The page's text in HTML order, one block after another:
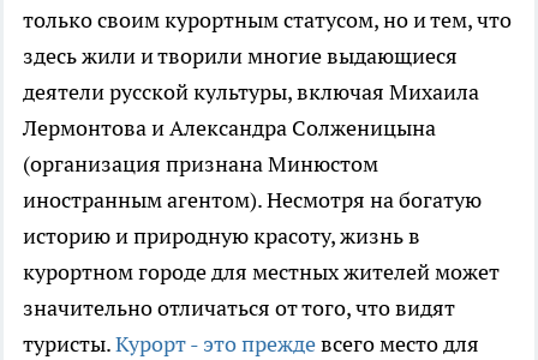
только своим курортным статусом, но и тем, что
здесь жили и творили многие выдающиеся
деятели русской культуры, включая Михаила
Лермонтова и Александра Солженицына
(организация признана Минюстом
иностранным агентом). Несмотря на богатую
историю и природную красоту, жизнь в
курортном городе для местных жителей может
значительно отличаться от того, что видят
туристы.Курорт - это преждевсего место для